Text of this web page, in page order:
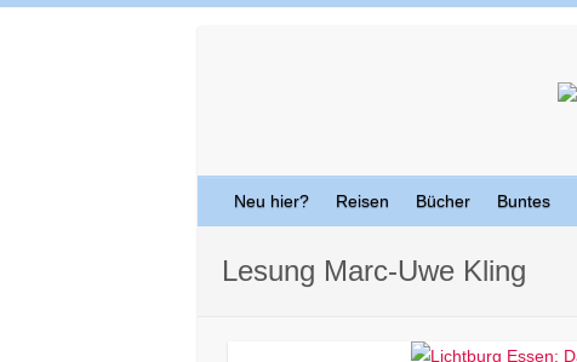
Neu hier? Reisen Bücher Buntes
Lesung Marc-Uwe Kling